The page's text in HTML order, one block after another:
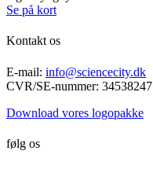
Se på kort
Kontakt os
E-mail: info@sciencecity.dk
CVR/SE-nummer: 34538247
Download vores logopakke
følg os